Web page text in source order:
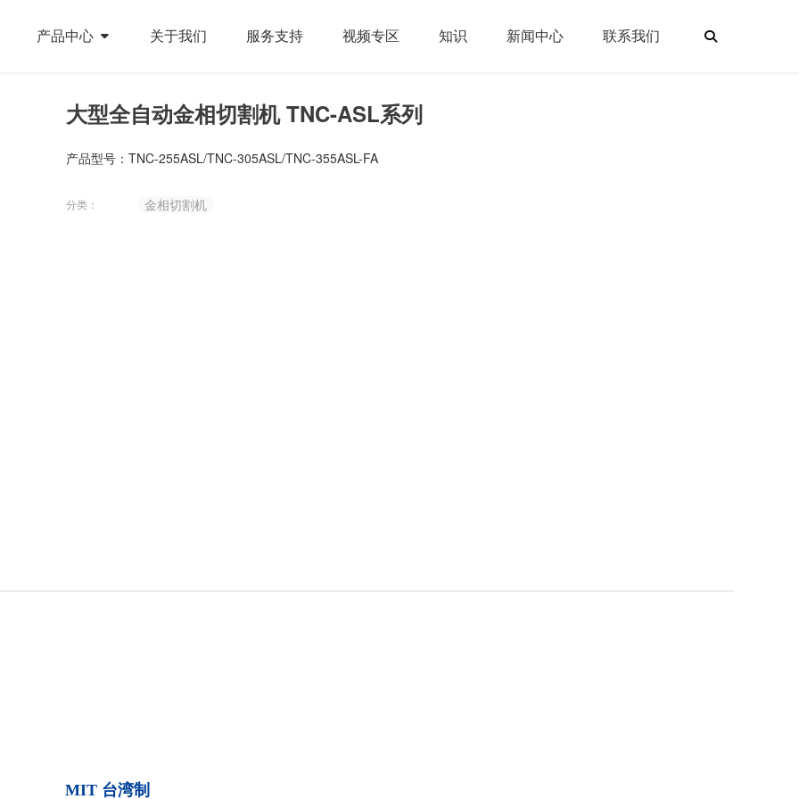
产品中心 关于我们 服务支持 视频专区 知识 新闻中心 联系我们
大型全自动金相切割机 TNC-ASL系列
产品型号：TNC-255ASL/TNC-305ASL/TNC-355ASL-FA
分类： 金相切割机
MIT 台湾制